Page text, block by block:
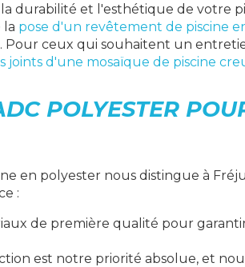
durabilité et l'esthétique de votre
la pose d'un revêtement de piscine
. Pour ceux qui souhaitent un
joints d'une mosaïque de piscine
POLYESTER
en polyester nous distingue à
:
de première qualité pour
est notre priorité absolue, et